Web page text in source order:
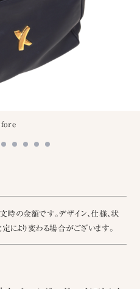
時の金額です。デザイン、仕様、状
により変わる場合がございます。